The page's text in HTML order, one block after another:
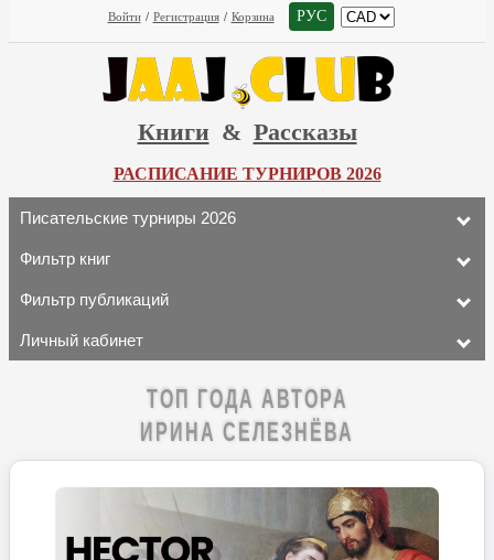
Войти / Регистрация / Корзина РУС
Книги & Рассказы
РАСПИСАНИЕ ТУРНИРОВ 2026
Писательские турниры 2026
Фильтр книг
Фильтр публикаций
Личный кабинет
ТОП ГОДА АВТОРА
ИРИНА СЕЛЕЗНЁВА